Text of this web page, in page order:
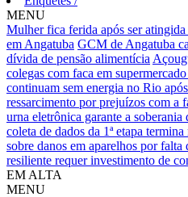
MENU
Mulher fica ferida após ser
em Angatuba GCM de Angatuba
dívida de pensão alimentícia
colegas com faca em
continuam sem energia no Rio
ressarcimento por prejuízos com a
urna eletrônica garante a soberania
coleta de dados da 1ª etapa termina
sobre danos em aparelhos por falta
resiliente requer investimento de
EM ALTA
MENU